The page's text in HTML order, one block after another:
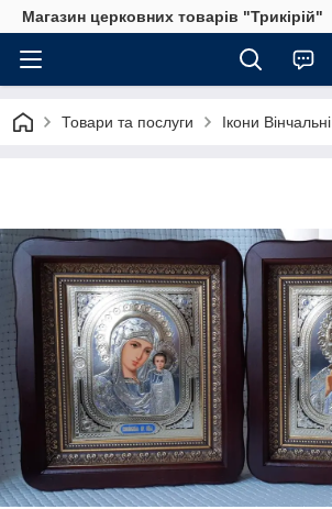
Магазин церковних товарів "Трикірій"
Товари та послуги Ікони Вінчальні